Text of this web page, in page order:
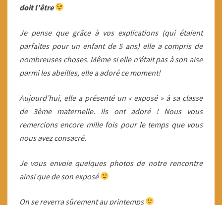
doit l’être
Je pense que grâce à vos explications (qui étaient
parfaites pour un enfant de 5 ans) elle a compris de
nombreuses choses. Même si elle n’était pas à son aise
parmi les abeilles, elle a adoré ce moment!
Aujourd’hui, elle a présenté un « exposé » à sa classe
de 3ème maternelle. Ils ont adoré ! Nous vous
remercions encore mille fois pour le temps que vous
nous avez consacré.
Je vous envoie quelques photos de notre rencontre
ainsi que de son exposé
On se reverra sûrement au printemps